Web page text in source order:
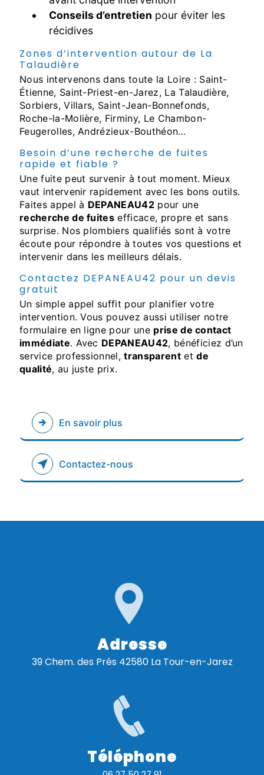
Conseils d’entretien pour éviter les
récidives
Zones d’intervention autour de La
Talaudière
Nous intervenons dans toute la Loire : Saint-
Étienne, Saint-Priest-en-Jarez, La Talaudière,
Sorbiers, Villars, Saint-Jean-Bonnefonds,
Roche-la-Molière, Firminy, Le Chambon-
Feugerolles, Andrézieux-Bouthéon…
Besoin d’une recherche de fuites
rapide et fiable ?
Une fuite peut survenir à tout moment. Mieux
vaut intervenir rapidement avec les bons outils.
Faites appel à DEPANEAU42 pour une
recherche de fuites efficace, propre et sans
surprise. Nos plombiers qualifiés sont à votre
écoute pour répondre à toutes vos questions et
intervenir dans les meilleurs délais.
Contactez DEPANEAU42 pour un devis
gratuit
Un simple appel suffit pour planifier votre
intervention. Vous pouvez aussi utiliser notre
formulaire en ligne pour une prise de contact
immédiate. Avec DEPANEAU42, bénéficiez d’un
service professionnel,transparentetde
qualité, au juste prix.
En savoir plus
Contactez-nous
Adresse
39 Chem. des Prés 42580 La Tour-en-Jarez
Téléphone